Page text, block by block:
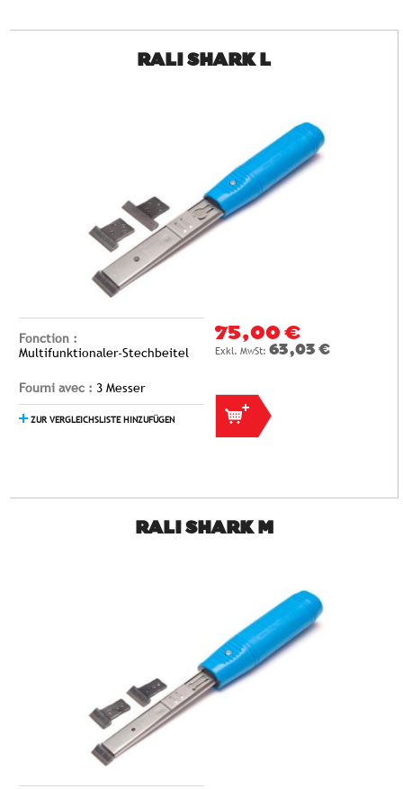
RALI SHARK L
Fonction :
Multifunktionaler-Stechbeitel
Fourni avec : 3 Messer
ZUR VERGLEICHSLISTE HINZUFÜGEN
75,00 €
63,03 €
RALI SHARK M